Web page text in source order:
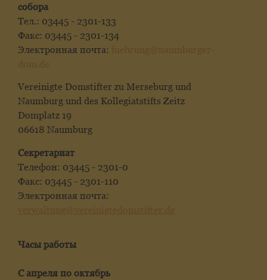
собора
Тел.: 03445 - 2301-133
Факс: 03445 - 2301-134
Электронная почта:
Vereinigte Domstifter zu Merseburg und
Naumburg und des Kollegiatstifts Zeitz
Domplatz 19
06618 Naumburg
Секретариат
Телефон: 03445 - 2301-0
Факс: 03445 - 2301-110
Электронная почта:
Часы работы
С апреля по октябрь